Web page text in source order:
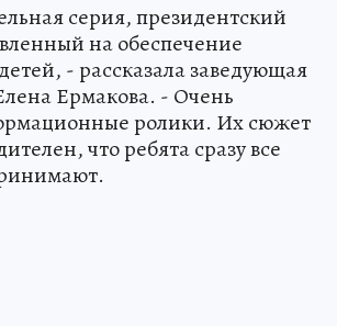
серия, президентский
на обеспечение
- рассказала заведующая
Ермакова. - Очень
ролики. Их сюжет
что ребята сразу все